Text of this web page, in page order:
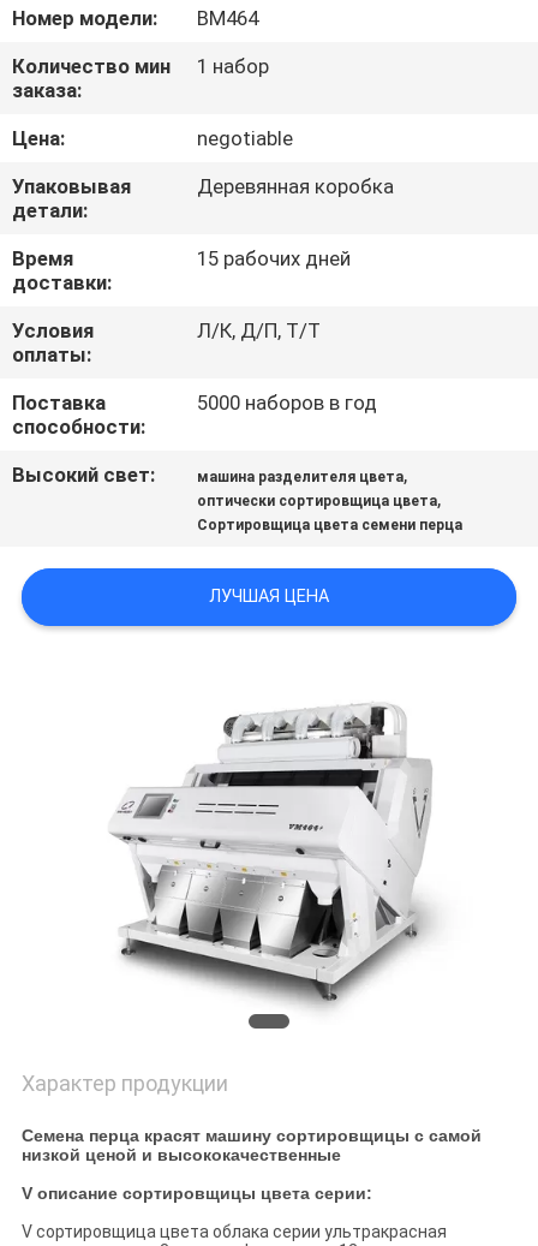
КАЧЕСТВА
СВЯЖИТЕСЬ
МЫ
НОВОСТИ
СПРОСИТЕ
ЦИТАТУ
КАРТА
POLICY
Номер модели:
ВМ464
Количество мин
заказа:
1 набор
Цена:
negotiable
Упаковывая
детали:
Деревянная коробка
Время
доставки:
15 рабочих дней
Условия
оплаты:
Л/К, Д/П, Т/Т
Поставка
способности:
5000 наборов в год
Высокий свет: машина разделителя цвета,
оптически сортировщица цвета,
Сортировщица цвета семени перца
ЛУЧШАЯ ЦЕНА
Характер продукции
Семена перца красят машину сортировщицы с самой
низкой ценой и высококачественные
V описание сортировщицы цвета серии:
V сортировщица цвета облака серии ультракрасная